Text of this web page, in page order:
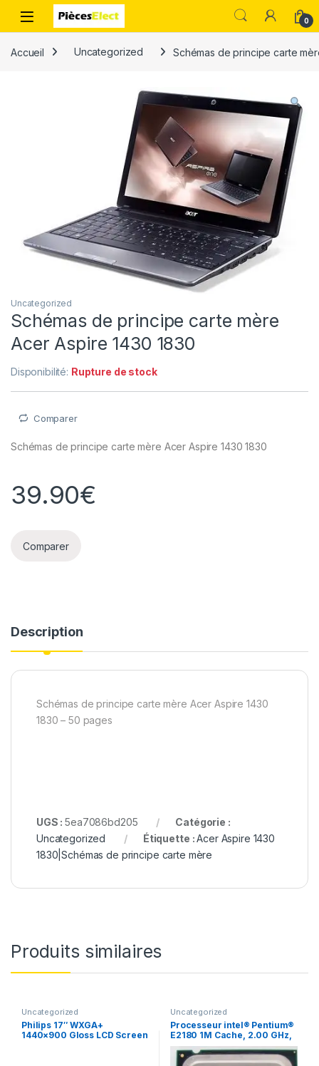
0
Accueil Uncategorized Schémas de principe carte
Uncategorized
Schémas de principe carte mère
Acer Aspire 1430 1830
Disponibilité: Rupture de stock
Comparer
Schémas de principe carte mère Acer Aspire 1430 1830
39.90€
Comparer
Description
Schémas de principe carte mère Acer Aspire 1430
1830 – 50 pages
UGS :5ea7086bd205
Catégorie :
Uncategorized
Étiquette :Acer Aspire 1430
1830|Schémas de principe carte mère
Produits similaires
Uncategorized
Philips 17″ WXGA+
1440×900 Gloss LCD Screen
Uncategorized
Processeur intel® Pentium®
E2180 1M Cache, 2.00 GHz,
800 MHz FSB